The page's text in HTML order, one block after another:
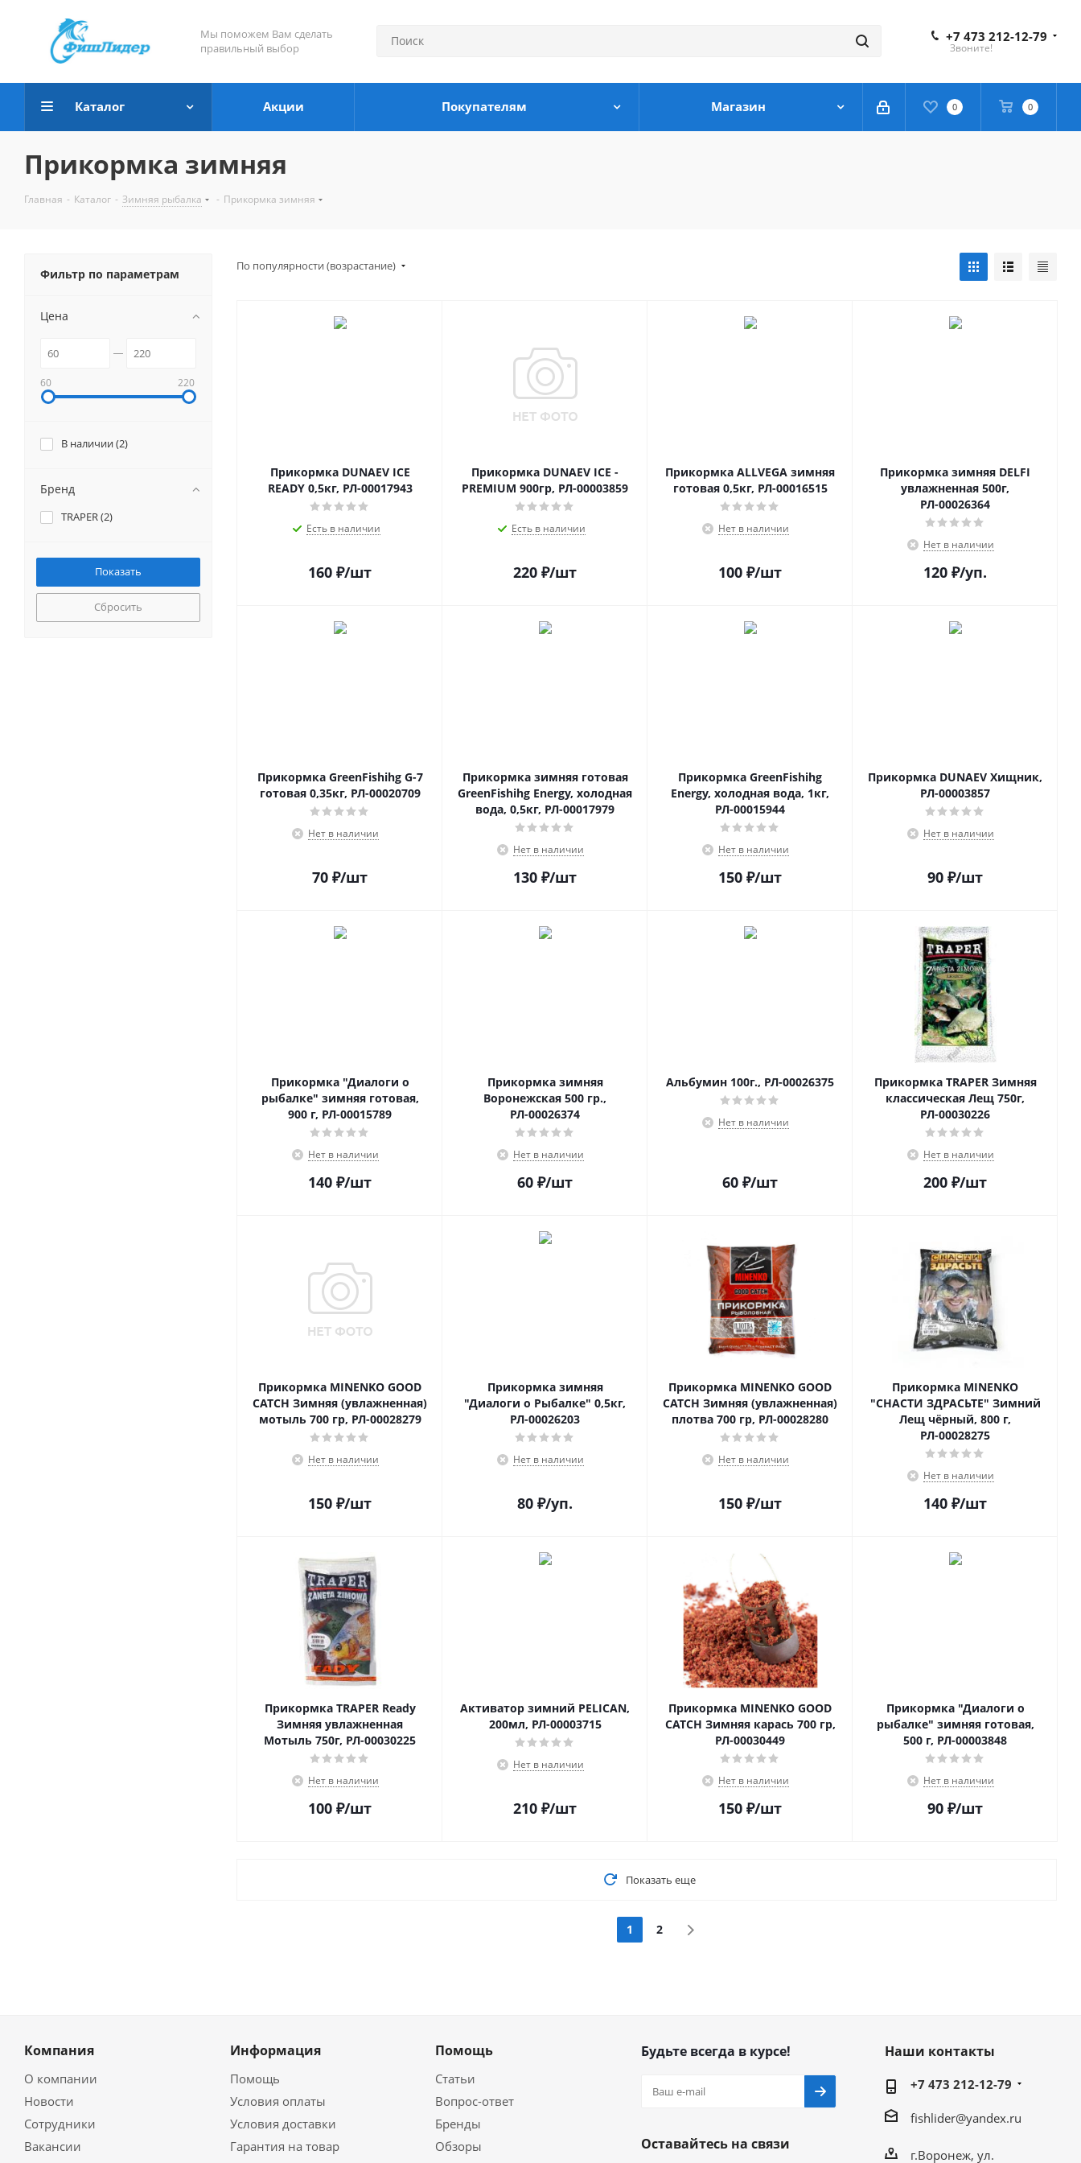
Мы поможем Вам сделать
правильный выбор
+7 473 212-12-79
Звоните!
0 0
Каталог Акции Покупателям Магазин
Прикормка зимняя
Главная - Каталог - Зимняя рыбалка - Прикормка зимняя
По популярности (возрастание)
Прикормка DUNAEV ICE
READY 0,5кг, РЛ-00017943
Есть в наличии
160 ₽/шт
Прикормка DUNAEV ICE -
PREMIUM 900гр, РЛ-00003859
Есть в наличии
220 ₽/шт
Прикормка ALLVEGA зимняя
готовая 0,5кг, РЛ-00016515
Нет в наличии
100 ₽/шт
Прикормка зимняя DELFI
увлажненная 500г,
РЛ-00026364
Нет в наличии
120 ₽/уп.
Прикормка GreenFishihg G-7
готовая 0,35кг, РЛ-00020709
Нет в наличии
70 ₽/шт
Прикормка зимняя готовая
GreenFishihg Energy, холодная
вода, 0,5кг, РЛ-00017979
Нет в наличии
130 ₽/шт
Прикормка GreenFishihg
Energy, холодная вода, 1кг,
РЛ-00015944
Нет в наличии
150 ₽/шт
Прикормка DUNAEV Хищник,
РЛ-00003857
Нет в наличии
90 ₽/шт
Прикормка "Диалоги о
рыбалке" зимняя готовая,
900 г, РЛ-00015789
Нет в наличии
140 ₽/шт
Прикормка зимняя
Воронежская 500 гр.,
РЛ-00026374
Нет в наличии
60 ₽/шт
Альбумин 100г., РЛ-00026375
Нет в наличии
60 ₽/шт
Прикормка TRAPER Зимняя
классическая Лещ 750г,
РЛ-00030226
Нет в наличии
200 ₽/шт
Прикормка MINENKO GOOD
CATCH Зимняя (увлажненная)
мотыль 700 гр, РЛ-00028279
Нет в наличии
150 ₽/шт
Прикормка зимняя
"Диалоги о Рыбалке" 0,5кг,
РЛ-00026203
Нет в наличии
80 ₽/уп.
Прикормка MINENKO GOOD
CATCH Зимняя (увлажненная)
плотва 700 гр, РЛ-00028280
Нет в наличии
150 ₽/шт
Прикормка MINENKO
"СНАСТИ ЗДРАСЬТЕ" Зимний
Лещ чёрный, 800 г,
РЛ-00028275
Нет в наличии
140 ₽/шт
Прикормка TRAPER Ready
Зимняя увлажненная
Мотыль 750г, РЛ-00030225
Нет в наличии
100 ₽/шт
Активатор зимний PELICAN,
200мл, РЛ-00003715
Нет в наличии
210 ₽/шт
Прикормка MINENKO GOOD
CATCH Зимняя карась 700 гр,
РЛ-00030449
Нет в наличии
150 ₽/шт
Прикормка "Диалоги о
рыбалке" зимняя готовая,
500 г, РЛ-00003848
Нет в наличии
90 ₽/шт
Показать еще
1 2
Фильтр по параметрам
Цена
60 220
В наличии (2)
Бренд
TRAPER (2)
Сбросить
Компания
О компании
Новости
Сотрудники
Вакансии
Информация
Помощь
Условия оплаты
Условия доставки
Гарантия на товар
Помощь
Статьи
Вопрос-ответ
Бренды
Обзоры
Будьте всегда в курсе!
Оставайтесь на связи
Наши контакты
+7 473 212-12-79
fishlider@yandex.ru
г.Воронеж, ул.